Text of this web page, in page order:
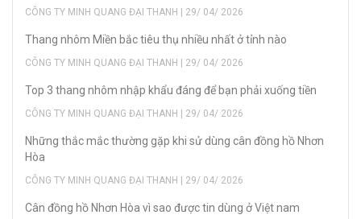
CÔNG TY MINH QUANG ĐẠI THANH | 29/ 04/ 2026
Thang nhôm Miền bắc tiêu thụ nhiều nhất ở tỉnh nào
CÔNG TY MINH QUANG ĐẠI THANH | 29/ 04/ 2026
Top 3 thang nhôm nhập khẩu đáng để bạn phải xuống tiền
CÔNG TY MINH QUANG ĐẠI THANH | 29/ 04/ 2026
Những thắc mắc thường gặp khi sử dùng cân đồng hồ Nhơn
Hòa
CÔNG TY MINH QUANG ĐẠI THANH | 29/ 04/ 2026
Cân đồng hồ Nhơn Hòa vì sao được tin dùng ở Việt nam